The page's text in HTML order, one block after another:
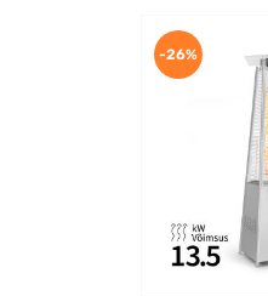
-26%